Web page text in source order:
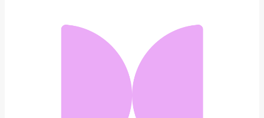
LABUBU THE MONSTER blue
8 500 ₽